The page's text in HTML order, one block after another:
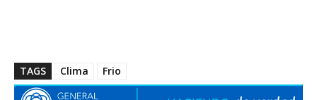
TAGS Clima Frio